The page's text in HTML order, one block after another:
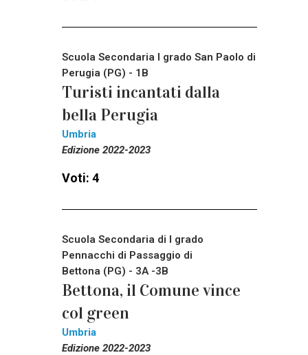
Scuola Secondaria I grado San Paolo di
Perugia (PG) - 1B
Turisti incantati dalla
bella Perugia
Umbria
Edizione 2022-2023
Voti: 4
Scuola Secondaria di I grado
Pennacchi di Passaggio di
Bettona (PG) - 3A -3B
Bettona, il Comune vince
col green
Umbria
Edizione 2022-2023